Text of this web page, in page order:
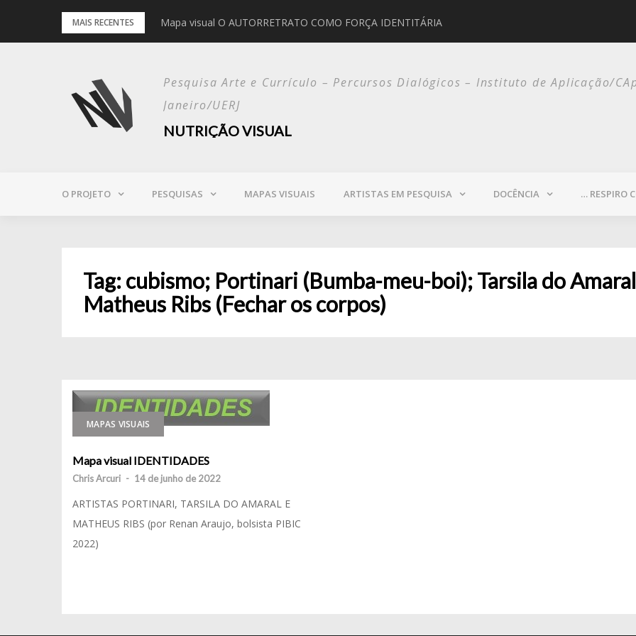
MAIS RECENTES Mapa visual O AUTORRETRATO COMO FORÇA IDENTITÁRIA
Pesquisa Arte e Currículo – Percursos Dialógicos – Instituto de Aplicação/
Janeiro/UERJ
NUTRIÇÃO VISUAL
O PROJETO PESQUISAS MAPAS VISUAIS ARTISTAS EM PESQUISA DOCÊNCIA … RESPIRO
Tag:cubismo; Portinari (Bumba-meu-boi); Tarsila do
Matheus Ribs (Fechar os corpos)
MAPAS VISUAIS
Mapa visual IDENTIDADES
Chris Arcuri - 14 de junho de 2022
ARTISTAS PORTINARI, TARSILA DO AMARAL E
MATHEUS RIBS (por Renan Araujo, bolsista PIBIC
2022)